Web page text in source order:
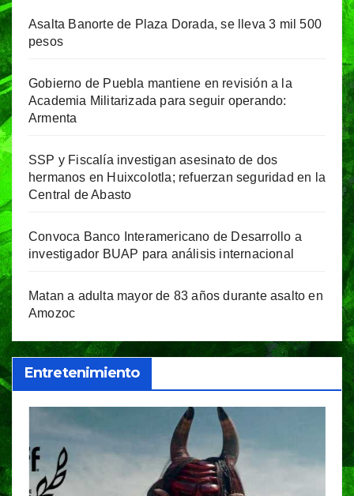
Asalta Banorte de Plaza Dorada, se lleva 3 mil 500
pesos
Gobierno de Puebla mantiene en revisión a la
Academia Militarizada para seguir operando:
Armenta
SSP y Fiscalía investigan asesinato de dos
hermanos en Huixcolotla; refuerzan seguridad en la
Central de Abasto
Convoca Banco Interamericano de Desarrollo a
investigador BUAP para análisis internacional
Matan a adulta mayor de 83 años durante asalto en
Amozoc
Entretenimiento